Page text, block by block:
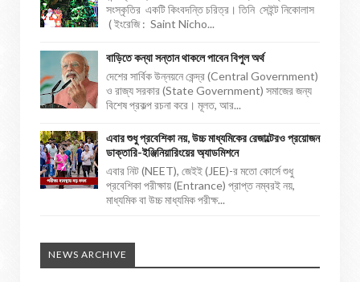
সংস্কৃতির একটি কিংবদন্তি চরিত্র। তিনি সেইন্ট নিকোলাস
( ইংরেজি : Saint Nicho...
বাড়িতে কন্যা সন্তান থাকলে পাবেন বিপুল অর্থ
দেশের সার্বিক উন্নয়নে কেন্দ্র (Central Government)
ও রাজ্য সরকার (State Government) সমাজের জন্য
বিশেষ প্রকল্প রচনা করে। মূলত, আর...
এবার শুধু প্রবেশিকা নয়, উচ্চ মাধ্যমিকের রেজাল্টেরও প্রয়োজন
ডাক্তারি-ইঞ্জিনিয়ারিংয়ের অ্যাডমিশনে
এবার নিট (NEET), জেইই (JEE)-র মতো কোর্সে শুধু
প্রবেশিকা পরীক্ষায় (Entrance) প্রাপ্ত নম্বরই নয়,
মাধ্যমিক বা উচ্চ মাধ্যমিক পরীক্ষ...
NEWS ARCHIVE